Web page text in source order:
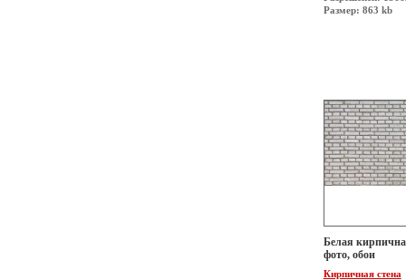
Размер: 863 kb
Белая
фото, обои
Кирпичная стена